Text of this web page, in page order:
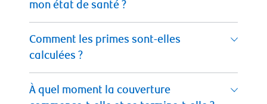
mon état de santé ?
Comment les primes sont-elles
calculées ?
À quel moment la couverture